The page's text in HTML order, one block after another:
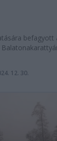
befagyott
12. 30.